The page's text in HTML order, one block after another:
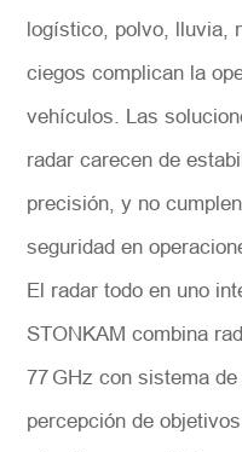
logístico, polvo, lluvia,
ciegos complican la
vehículos. Las
radar carecen de
precisión, y no
seguridad en
El radar todo en uno
STONKAM combina
77 GHz con sistema
percepción de